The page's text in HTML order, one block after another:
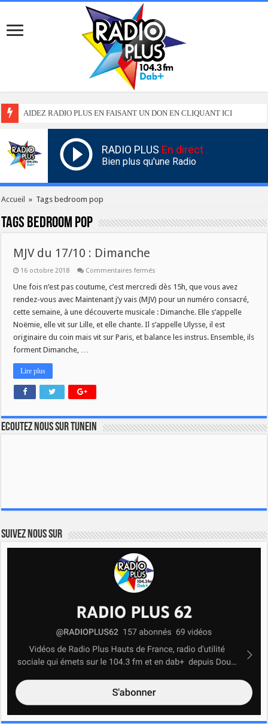
AIDEZ RADIO PLUS EN FAISANT UN DON EN CLIQUANT ICI
RADIO PLUS En direct
Bien plus qu'une Radio
Accueil » Tags bedroom pop
Tags bedroom pop
MJV du 17/10 : Dimanche
16 octobre 2018 Commentaires fermés
du
:
Dimanche
Une fois n’est pas coutume, c’est mercredi dès 15h, que vous avez
rendez-vous avec Maintenant j’y vais (MJV) pour un numéro consacré,
cette semaine, à une découverte musicale : Dimanche. Elle s’appelle
Noëmie, elle vit sur Lille, et elle chante. Il s’appelle Ulysse, il est
originaire du coin mais vit sur Paris, et balance les instrus. Ensemble, ils
forment Dimanche, …
Lire plus
Ecoutez nous sur TuneIn
Suivez nous sur